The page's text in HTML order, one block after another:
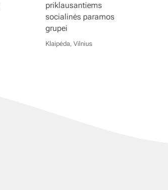
priklausantiems
socialinės paramos
grupei
Klaipėda, Vilnius